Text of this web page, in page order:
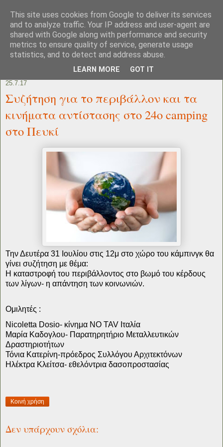
25.7.17
Συζήτηση για το περιβάλλον και τα
κινήματα αντίστασης στο 24ο camping
στο Πευκί
Την Δευτέρα 31 Ιουλίου στις 12μ στο χώρο του κάμπινγκ θα
γίνει συζήτηση με θέμα:
Η καταστροφή του περιβάλλοντος στο βωμό του κέρδους
των λίγων- η απάντηση των κοινωνιών.
Ομιλητές :
Nicoletta Dosio- κίνημα NO TAV Ιταλία
Μαρία Καδογλου- Παρατηρητήριο Μεταλλευτικών
Δραστηριοτήτων
Τόνια Κατερίνη-πρόεδρος Συλλόγου Αρχιτεκτόνων
Ηλέκτρα Κλείτσα- εθελόντρια δασοπροστασίας
Κοινή χρήση
Δεν υπάρχουν σχόλια:
This site uses cookies from Google to deliver its services
and to analyze traffic. Your IP address and user-agent are
shared with Google along with performance and security
metrics to ensure quality of service, generate usage
statistics, and to detect and address abuse.
LEARN MORE GOT IT